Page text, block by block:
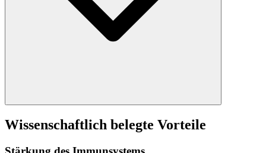
Wissenschaftlich belegte Vorteile